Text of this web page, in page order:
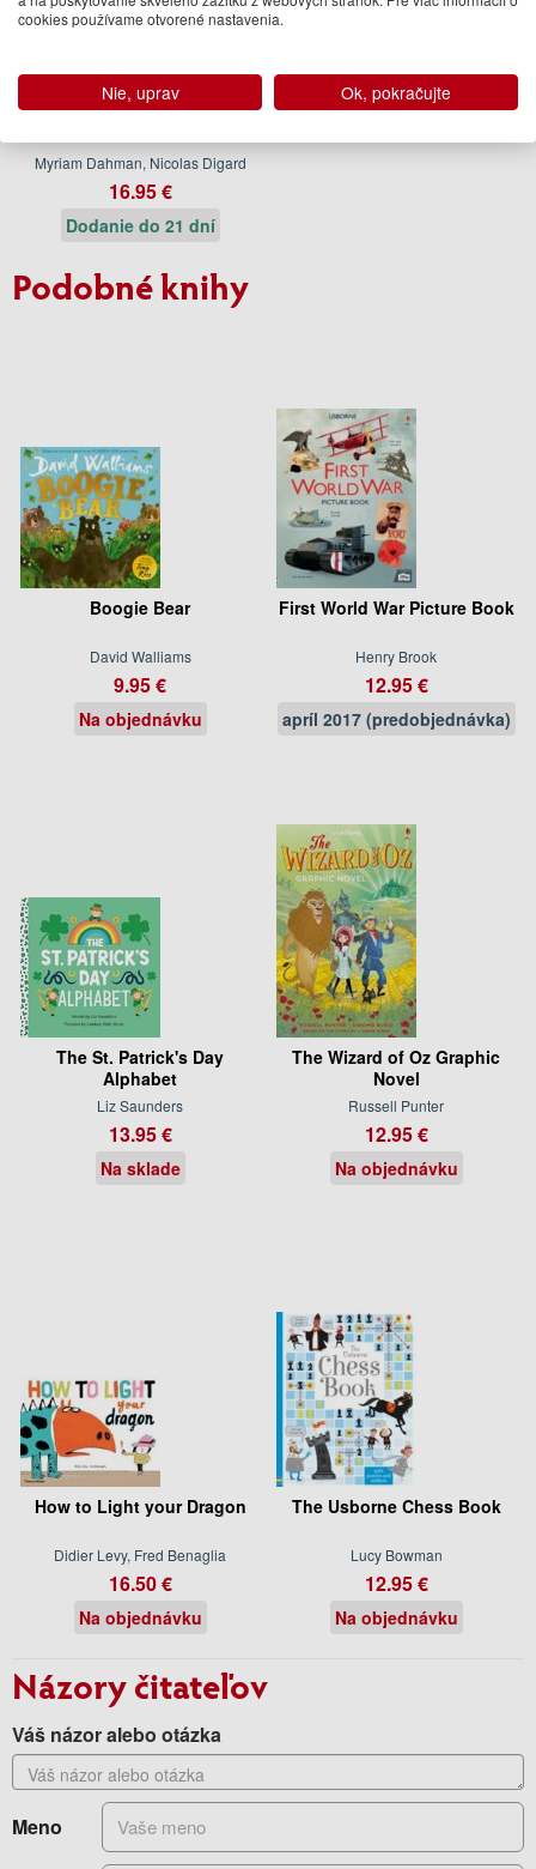
Leina and the Lord of the
Myriam Dahman, Nicolas Digard
16.95 €
Dodanie do 21 dní
Podobné knihy
Boogie Bear
David Walliams
9.95 €
Na objednávku
First World War Picture Book
Henry Brook
12.95 €
apríl 2017 (predobjednávka)
The St. Patrick's Day
Alphabet
Liz Saunders
13.95 €
Na sklade
The Wizard of Oz Graphic
Novel
Russell Punter
12.95 €
Na objednávku
How to Light your Dragon
Didier Levy, Fred Benaglia
16.50 €
Na objednávku
The Usborne Chess Book
Lucy Bowman
12.95 €
Na objednávku
Názory čitateľov
Váš názor alebo otázka
Meno
cookies používame otvorené nastavenia.
Nie, uprav Ok, pokračujte